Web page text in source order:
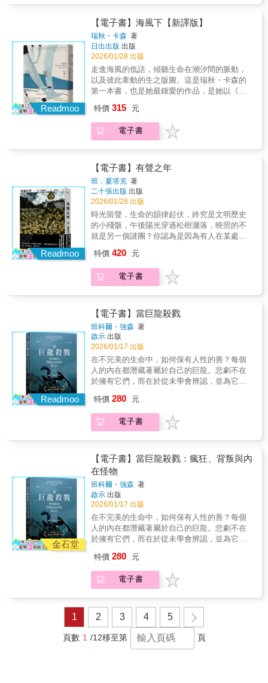
我們為他們所做的選擇流淚及歡呼，也和他們
一起面對自身的討厭與美好之處。我們也是
「婚禮之徒」的一分子，跟隨著突然闖進婚禮
的菲比，慢慢體悟儘管人生有時看似前景黑
暗、徒勞無功，我們仍永遠能開啟新的每一
天。【動人金句】★ 或許人生走到這個階段，
她終於可以開始暢所欲言，無論是好是壞。因
為無論有再多令人難過的真實，也比不上她逃
避真實多年之後的那種感受。★ 有所渴望確實
不可能永遠是自己希望的樣子。沒關係。反正
人生就是這樣。★ 她很想相信接下來還會發生
更神奇的事。她確信這樣的時刻，這樣的每個
時刻，就是她活下來的理由。★ 成為自己想要
的樣子其實也需要練習，像所有事情一樣。需
要相信有一天醒來時能夠自然表現出來。★ 一
時假裝一切都好，會變成一直假裝一切都好，
十年後才驚覺一生都在假裝。全然誠實面對自
己想要什麼，會帶來怎樣的感受？★ 除了你自
己之外，沒有人能夠以你需要的那種方式照顧
你。那樣照顧自己是你的責任。【國外好評如
潮】「表面上輕鬆卻暗藏深度……艾斯帕克筆
下那場改變命運的偶遇故事，既出人意料，又
充滿意義。」──Lucy Feldman，《時代雜誌》
「一場清新犀利又充滿幽默的探索──關於失
「一部讓人心情愉快的作品，見證了偶然邂逅
的魔力如何改變人生。」──《People》雜誌
「充滿機智對白與可愛又不完美的角色，讓人
一路為他們加油到最後一頁。」──《Real
Simple》「人們說，一位好演員即使念電話簿
也能吸引觀眾目光。艾莉森・艾斯帕克就是那
樣的作家。她擅長從看似平凡的小事中，創造
星論壇報》「艾斯帕克巧妙借用多種經典浪漫
始終不曾忽略拉開故事序幕的沉重情感真
相。」──《Bustle》「故事聚焦於做出改變人
生決定的複雜女性，而機智對白更為這本令人
沉浸的小說加分。」──《圖書館雜誌》（星級
評論）「《婚禮之徒》絕不只是一本有趣的小
說（雖然它真的非常幽默）。艾斯帕克寫下的
是一部敏銳洞察的作品，關於憂鬱、愛，關於
女性是如何把自己縮小，以及如何走出那道束
縛。角色立體、令人難忘。」──《Booklist》
（星級評論） 「艾斯帕克以她特有的機智與溫
暖，描繪一個令人滿足的故事──關於那些已經
放棄的人，如何重新找到在乎的理由。」
──Becky Meloan，《華盛頓郵報》「這個故事
講述人們如何憑藉個人意志以及他人的陪伴，
從原本的人生掙脫、踏入全新的旅程。」
──John Warner，《芝加哥論壇報》【讀者共
反的女性之間逐漸綻放的友誼……以及鼓起勇
氣重新開始的人生訊息，全都發展得恰到好
處。」「跟著菲比遇見這些陌生人，看見他們
如何在她最需要的時刻走進她的人生，而她也
同樣在不經意間觸動了他們的生命，總讓我喉
她的最新長篇小說完稿，譯者們再度啟程前往
波蘭，準備迎接又一次美好充實的合作體驗，
抵達之後卻發現一切全都變調。伊蕾娜的丈夫
過去總是陪伴在側，這次卻神祕缺席；原本班
底中的捷克文譯者已經過世，新加入的瑞典文
譯者自稱新銳詩人兼社會良心，對伊蕾娜的作
品卻缺乏了解；伊蕾娜本人更是反常，不復平
時沉靜優雅的形象，反而焦躁多疑、語無倫
次，不斷叨念著森林裡的物種即將滅絕。某日
晚餐後，她將書稿交給譯者們之後便失去蹤
影。伊蕾娜的失蹤讓譯者們陷入爭論，有人猜
測反對森林開發的她被政府暗中逮捕，有人認
為她私下酗酒，有人懷疑森林裡的蕈類使她中
譯者們低聲談論著斯拉夫神話中會綁架人類的
森林妖怪，瑞典文譯者則一再反對大家報警。
時值諾貝爾獎揭曉前夕，世界各地的媒體因為
押寶伊蕾娜將會獲獎而聚集到私宅周圍，不敢
透露伊蕾娜失蹤消息的譯者們只好閉門關燈困
守屋中。想要找到伊蕾娜的下落，他們必須理
清她說過、寫過的一切哪些是事實、哪些是謊
言，還要找出這群承諾會忠實地詮釋她、支持
她的譯者之中，有誰成為了叛徒……│創作背景
將眾多波蘭文、烏克蘭文與西班牙文之文學作
品譯介到英文世界，更曾以《雲遊者》的英譯
本與奧爾嘉‧朵卡萩共同獲得國際曼布克獎。跨
足小說創作的她交出的第一本作品《叛徒們的
森林》即是一個關於譯者與翻譯的故事，不但
描寫文學譯者的工作實況與內在危機，更運用
前言和註腳將整部小說塑造成一本也經過翻譯
的「書中書」──由登場主角之一的艾米所撰
寫、由另一角色亞蕾瑟絲所翻譯。透過這樣的
安排，柯羅芙特希望能夠展示出譯者的影響
力；故事中生機盎然、變化不息的森林則完美
地隱喻了翻譯的過程，有分解與再生，有競爭
與合作，籠罩著魔法般的氣氛，但或許也藏著
無解的詭譎與驚懼。│佳評讚譽│「為嚴防書稿
外洩，美國暢銷作家丹·布朗集中控管26名譯
譯者凡事都盡量仿效她。作者吃素，眾譯者
（『我們』）也跟著不吃葷。起先，『我們幾
乎同意她的所有想法，因為不反對是我們必須
履行的職責。』後來，作者失蹤，故事裡的譯
者轉念，畢竟西方譯界的理念是『譯者即叛
徒』。故事裡，有人背叛母語，有人偷看作者
的書稿，也有人背叛所有作者、羞辱所有譯
者、否定了所有人，詭譯本的故事值得嚮往譯
界人生的讀者前進波蘭森林尋幽！」──宋瑛堂
（《譯者即叛徒》作者）「在《叛徒們的森
具體地象徵了譯者的存在──真菌依附於其他生
物，透過滲透營養取得養分；譯者依附於原
文，試圖汲取作者的思想，轉化為孢子散播出
去。唯有當作者消失，譯者才能找回名字；然
而隨著作者消失，失去依附對象的真菌，也只
能迷失在日漸傾毀的森林裡。」──李冠潔（日
文譯者）「你是哪一派？認為譯者的最佳表現
麗美（旅美書評人）、黃宗潔（國立東華大學
華文文學系教授）、黃崇凱（小說家）、楊詠
翔（譯者）、謝佩霓（藝評人／策展人）──好
評推薦│故事簡介│波蘭小說家伊蕾娜‧雷伊是國
際文壇明星、諾貝爾文學獎熱門人選，也以獨
特的個人魅力和關注生態議題的鮮明立場深受
讀者景仰，而她最核心的支持者就是負責在歐
美八國翻譯她作品的譯者們。這八位譯者除了
翻譯，更從每本書的初稿階段就和作者共讀及
位於波蘭與白羅斯邊界原始森林附近的私宅，
展開為期數月的共同工作。當伊蕾娜發信宣告
她的最新長篇小說完稿，譯者們再度啟程前往
波蘭，準備迎接又一次美好充實的合作體驗，
抵達之後卻發現一切全都變調。伊蕾娜的丈夫
過去總是陪伴在側，這次卻神祕缺席；原本班
底中的捷克文譯者已經過世，新加入的瑞典文
譯者自稱新銳詩人兼社會良心，對伊蕾娜的作
品卻缺乏了解；伊蕾娜本人更是反常，不復平
時沉靜優雅的形象，反而焦躁多疑、語無倫
次，不斷叨念著森林裡的物種即將滅絕。某日
晚餐後，她將書稿交給譯者們之後便失去蹤
影。伊蕾娜的失蹤讓譯者們陷入爭論，有人猜
測反對森林開發的她被政府暗中逮捕，有人認
為她私下酗酒，有人懷疑森林裡的蕈類使她中
譯者們低聲談論著斯拉夫神話中會綁架人類的
森林妖怪，瑞典文譯者則一再反對大家報警。
時值諾貝爾獎揭曉前夕，世界各地的媒體因為
押寶伊蕾娜將會獲獎而聚集到私宅周圍，不敢
透露伊蕾娜失蹤消息的譯者們只好閉門關燈困
守屋中。想要找到伊蕾娜的下落，他們必須理
清她說過、寫過的一切哪些是事實、哪些是謊
言，還要找出這群承諾會忠實地詮釋她、支持
她的譯者之中，有誰成為了叛徒……│創作背景
將眾多波蘭文、烏克蘭文與西班牙文之文學作
品譯介到英文世界，更曾以《雲遊者》的英譯
本與奧爾嘉‧朵卡萩共同獲得國際曼布克獎。跨
足小說創作的她交出的第一本作品《叛徒們的
森林》即是一個關於譯者與翻譯的故事，不但
描寫文學譯者的工作實況與內在危機，更運用
前言和註腳將整部小說塑造成一本也經過翻譯
的「書中書」──由登場主角之一的艾米所撰
寫、由另一角色亞蕾瑟絲所翻譯。透過這樣的
安排，柯羅芙特希望能夠展示出譯者的影響
力；故事中生機盎然、變化不息的森林則完美
地隱喻了翻譯的過程，有分解與再生，有競爭
無解的詭譎與驚懼。│佳評讚譽│「為嚴防書稿
外洩，美國暢銷作家丹·布朗集中控管26名譯
者，《叛徒們的森林》則是諾貝爾獎志在必得
（『我們』）也跟著不吃葷。起先，『我們幾
乎同意她的所有想法，因為不反對是我們必須
履行的職責。』後來，作者失蹤，故事裡的譯
者轉念，畢竟西方譯界的理念是『譯者即叛
Readmoo
【電子書】海風下【新譯版】
瑞秋・卡森 著
日出出版 出版
2026/01/28 出版
走進海風的低語，傾聽生命在潮汐間的脈動，
以及彼此牽動的生之版圖。這是瑞秋・卡森的
第一本書，也是她最鍾愛的作品，是她以《寂
而溫柔的呼吸。「卡森揭示的，不僅是毒性的
蔓延與生態的觀察，更展現了一種理解世界的
方法論，即從局部通往整體，並從具體的生命
作品封存為經典，而是學習她編織生命之網的
姿態，並謙遜地學會如何棲居於世。」──文學
評論人 呂樾瑞秋・卡森以科學家的精確與詩人
的細膩，邀請我們走進海洋生物的世界。循著
一隻岸鳥、一隻鯖魚與一隻鰻魚的生命故事展
開，讓人彷彿與他們一同經歷出生、覓食、成
長、遷徙、躲避天敵，並在四季的流轉中奮力
求生。卡森以敏銳的觀察捕捉海洋生態的律
動，描繪生命在自然循環中的脆弱與韌性。無
岸線上覓食築巢的日常與掙扎，在她筆下都鮮
活生動且充滿張力。透過這些故事，卡森讓我
們看見自然界萬物相互依存的複雜關係，並提
書奠定了卡森獨特的「科學家＋詩人」式寫作
風格。她不僅精確描述物種習性，更賦予它們
情感與靈魂，讓讀者對自然世界產生深切共
鳴。這樣的書寫，也為她日後撰寫《寂靜的春
天》奠定了重要思想與情感基礎。
特價 315 元
電子書
Readmoo
【電子書】有聲之年
班．夏塔克 著
二十張出版 出版
2026/01/28 出版
時光留聲，生命的韻律起伏，終究是文明歷史
的小殘骸，午後陽光穿過松樹灑落，映照的不
就是另一個謎團？你認為是因為有人在某處思
正美妙的，是孤寂本身？撕裂之後，才會感受
到修補的力量。＝＝＝＝＝＝＝＝＝＝＝＝＝
＝＝＝★小說改編同名電影入圍二○二五年坎城
（JOSH O'CONNOR，《春光之境》、《挑戰
者》）共同主演。★榮獲短篇小說文學獎之聚
光燈獎（The Story Prize Spotlight Award）和
二○二五年馬克．吐溫美國文學之聲獎（Mark
Twain American Voice in Literature Award）；
入選《芝加哥論壇報》（Chicago Tribune）二
○二四年度十大好書、《科克斯書評》（Kirkus
Reviews）最佳短篇小說、NPR愛書書單＝＝
＝＝＝＝＝＝＝＝＝＝＝＝＝＝以新英格蘭為
數世紀，人類與自然的關於愛、死亡與歷史的
對話，規模與想像力遼闊恢弘，情感卻深刻私
密，探索人們為何常誤解記憶？以及親密關
去的，時光之聲。想像地球是個巨大的蠟筒；
陽光是唱針，放在大地上刻劃著每天的樂曲──
人們爭執、烹飪、大笑、唱歌、呻吟、哭泣、
調情的聲音。而在地球的背面，數千萬熟睡的
人醞釀成一股平穩闃寂的力量，如靜電一般沖
刷半個地球。＿＿＿我原本以為所有人都看得
見聲音。看見形狀或色彩──譬如Ｄ是顫動的圓
圈，黑莓的紫色。我只需要調整自己看見的形
時，味道開始伴隨音符出現。父親演奏Ｂ小調
的話，我口中便會彌漫蠟一般的苦澀味。如果
是精準的Ｃ，我會嘗到甜甜的櫻桃味。Ｄ是牛
現在我們面前，以及愛與失去如何糾纏交織，
隨著世代的更迭不斷轉變。在班．夏塔克這本
無比巧妙的作品中，每一則故事都有與其成對
特價 420 元
電子書
Readmoo
【電子書】當巨龍殺戮
班科爾・強森 著
啟示 出版
2026/01/17 出版
在不完美的生命中，如何保有人性的善？每個
人的內在都潛藏著屬於自己的巨龍。悲劇不在
於擁有它們，而在於從未學會辨認，並為它們
我們都背負著黑暗。大多數人以禮貌的微笑將
其隱藏；有些人，則任它將自己吞噬。我們總
以為自己了解人心。讀過這本書，值得再想一
洞見、毫不退縮的道德清算，以及那份既可畏
又不屈撓的韌性。本書既是引人入勝的故事
集，也是一面折射現代社會與人性深層問題的
鏡子。《當巨龍殺戮》是班科爾・強森教授以
十個令人心驚的故事，揭露人類心靈深處的裂
縫：創傷孕育怪物，正義墮入瘋狂，看似無辜
實則不單純。從道德腐敗的小鎮，到邪惡潛藏
於日常的都市，這些故事直擊成癮、背叛與精
神錯亂的黑暗，並揭示日常生活中那股靜默卻
殘酷的暴力。十個銳利如刀、直擊靈魂的故
智與邪惡、純真與罪咎、生與死，以及我們在
沉默中成為怪物的界線。每個故事各自完整，
卻又共同構築出一幅震撼人心的馬賽克，展現
現代人類的脆弱。《當巨龍殺戮》不只是小
說，而是一場清算。十則故事共同拼湊、揭示
社會如何透過忽視、殘酷、否認與沉默，親手
鑄造了令人戰慄的巨龍。這些巨龍不僅存在我
們身邊周圍，也在我們心中——即使我們未必
特價 280 元
電子書
金石堂
【電子書】當巨龍殺戮：瘋狂、背叛與內
在怪物
班科爾・強森 著
啟示 出版
2026/01/17 出版
在不完美的生命中，如何保有人性的善？每個
人的內在都潛藏著屬於自己的巨龍。悲劇不在
於擁有它們，而在於從未學會辨認，並為它們
我們都背負著黑暗。大多數人以禮貌的微笑將
其隱藏；有些人，則任它將自己吞噬。我們總
以為自己了解人心。讀過這本書，值得再想一
洞見、毫不退縮的道德清算，以及那份既可畏
又不屈撓的韌性。本書既是引人入勝的故事
集，也是一面折射現代社會與人性深層問題的
鏡子。《當巨龍殺戮》是班科爾・強森教授以
特價 280 元
電子書
1 2 3 4 5
頁數 1 /12移至第 頁